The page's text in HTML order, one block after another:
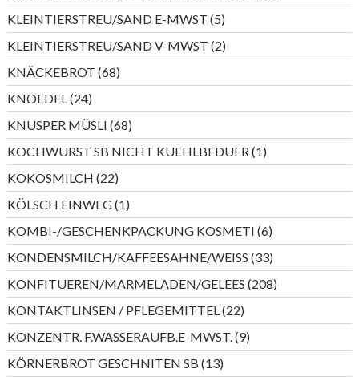
Produkte
KLEINTIERSTREU/SAND E-MWST 55
Produkte
KLEINTIERSTREU/SAND V-MWST 22
Produkte
KNÄCKEBROT 6868
Produkte
KNOEDEL 2424
Produkte
KNUSPER MÜSLI 6868
Produkte
KOCHWURST SB NICHT KUEHLBEDUER 11
Produkt
KOKOSMILCH 2222
Produkte
KÖLSCH EINWEG 11
Produkt
KOMBI-/GESCHENKPACKUNG KOSMETI 66
Produkte
KONDENSMILCH/KAFFEESAHNE/WEISS 3333
Produkte
KONFITUEREN/MARMELADEN/GELEES 208208
Produkte
KONTAKTLINSEN / PFLEGEMITTEL 2222
Produkte
KONZENTR. F.WASSERAUFB.E-MWST. 99
Produkte
KÖRNERBROT GESCHNITEN SB 1313